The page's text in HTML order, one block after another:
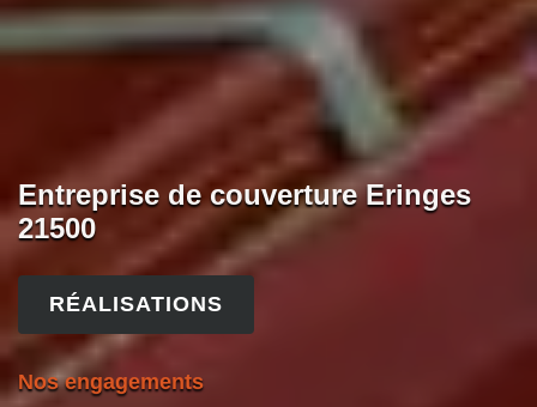
Entreprise de couverture Eringes
21500
RÉALISATIONS
Nos engagements